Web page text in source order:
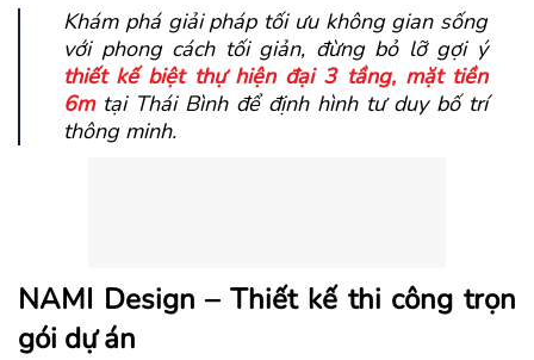
Khám phá giải pháp tối ưu không gian sống
với phong cách tối giản, đừng bỏ lỡ gợi ý
thiết kế biệt thự hiện đại 3 tầng, mặt tiền
6mtại Thái Bình để định hình tư duy bố trí
thông minh.
NAMI Design – Thiết kế thi công trọn
gói dự án